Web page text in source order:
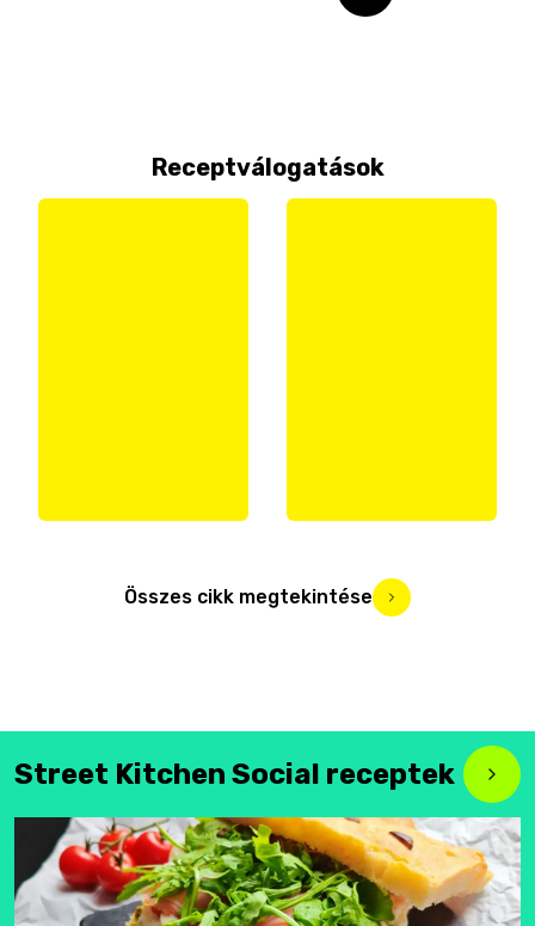
Receptválogatások
Összes cikk megtekintése
Street Kitchen Social receptek